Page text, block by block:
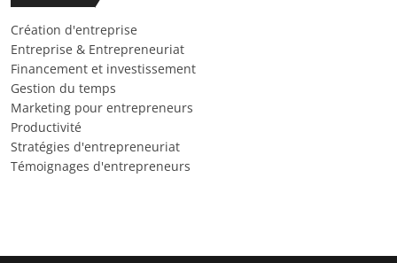
Création d'entreprise
Entreprise & Entrepreneuriat
Financement et investissement
Gestion du temps
Marketing pour entrepreneurs
Productivité
Stratégies d'entrepreneuriat
Témoignages d'entrepreneurs